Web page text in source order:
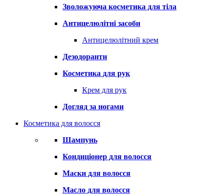
Зволожуюча косметика для тіла
Антицелюлітні засоби
Антицелюлітний крем
Дезодоранти
Косметика для рук
Крем для рук
Догляд за ногами
Косметика для волосся
Шампунь
Кондиціонер для волосся
Маски для волосся
Масло для волосся